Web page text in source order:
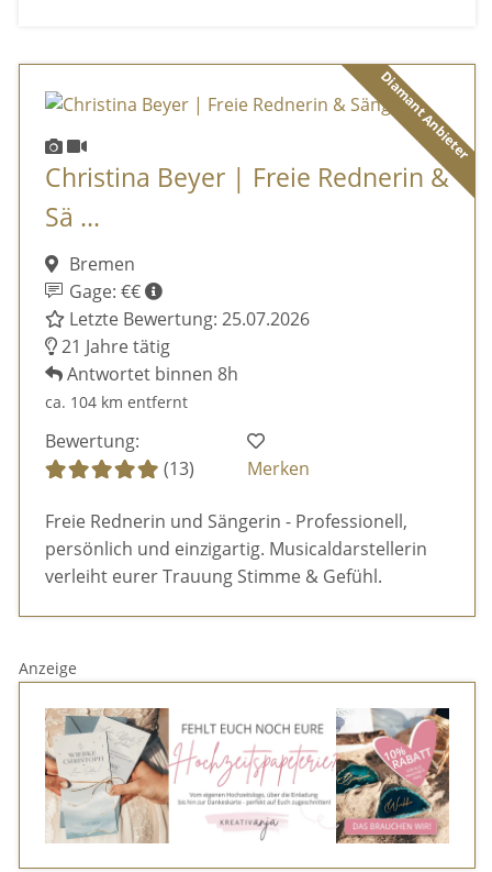
Diamant Anbieter
Christina Beyer | Freie Rednerin &
Sä ...
Bremen
Gage: €€
Letzte Bewertung: 25.07.2026
21 Jahre tätig
Antwortet binnen 8h
ca. 104 km entfernt
Bewertung:
(13)
Merken
Freie Rednerin und Sängerin - Professionell,
persönlich und einzigartig. Musicaldarstellerin
verleiht eurer Trauung Stimme & Gefühl.
Anzeige